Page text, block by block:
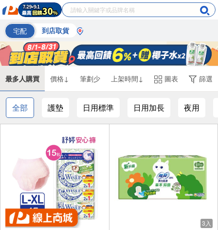
宅配 到店取貨
最多人購買 價格↓ 筆劃少 上架時間↓ 圖表 篩選
全部 護墊 日用標準 日用加長 夜用
3入